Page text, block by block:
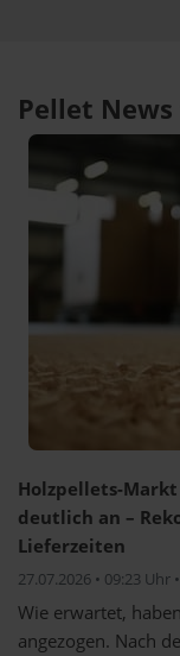
Pellet
Holzpellets-
deutlich an –
Lieferzeiten
27.07.2026 • 09:23 Uhr
Wie erwartet,
angezogen. Nach